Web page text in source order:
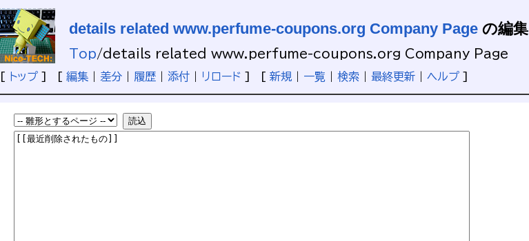
details related www.perfume-coupons.org Company Page の編集
Top/details related www.perfume-coupons.org Company Page
[ トップ ] [ 編集 差分 履歴 添付 リロード ] [ 新規 一覧 検索 最終更新 ヘルプ ]